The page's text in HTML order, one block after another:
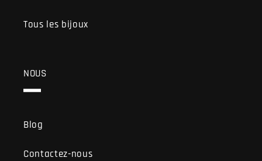
Tous les bijoux
NOUS
Blog
Contactez-nous